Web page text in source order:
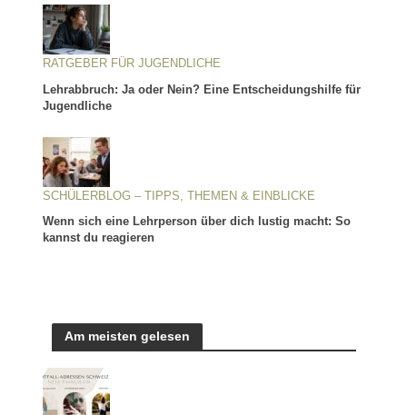
RATGEBER FÜR JUGENDLICHE
Lehrabbruch: Ja oder Nein? Eine Entscheidungshilfe für
Jugendliche
SCHÜLERBLOG – TIPPS, THEMEN & EINBLICKE
Wenn sich eine Lehrperson über dich lustig macht: So
kannst du reagieren
Am meisten gelesen